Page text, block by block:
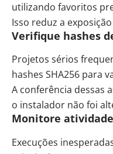
utilizando favoritos
Isso reduz a
Verifique hashes
Projetos sérios
hashes SHA256 para
A conferência dessas
o instalador não foi
Monitore
Execuções